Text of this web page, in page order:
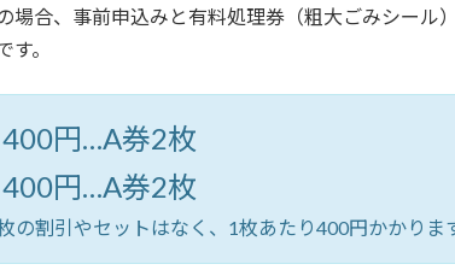
場合、事前申込みと有料処理券（粗大ごみシール
す。
円…A券2枚
円…A券2枚
の割引やセットはなく、1枚あたり400円かかりま